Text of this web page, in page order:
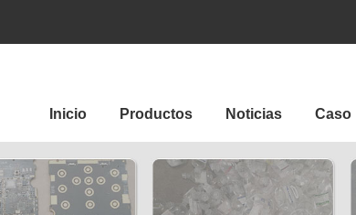
Inicio Productos Noticias Caso